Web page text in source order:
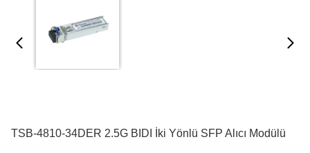
TSB-4810-34DER 2.5G BIDI İki Yönlü SFP Alıcı Modülü